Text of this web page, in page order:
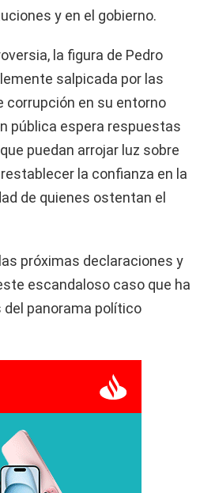
y en el gobierno.
la figura de Pedro
salpicada por las
corrupción en su entorno
pública espera respuestas
puedan arrojar luz sobre
la confianza en la
de quienes ostentan el
próximas declaraciones y
escandaloso caso que ha
panorama político